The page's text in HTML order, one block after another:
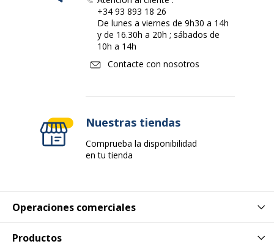
Operaciones comerciales
Productos
+34 93 893 18 26
De lunes a viernes de 9h30 a 14h
y de 16.30h a 20h ; sábados de
10h a 14h
Contacte con nosotros
Nuestras tiendas
Comprueba la disponibilidad
en tu tienda